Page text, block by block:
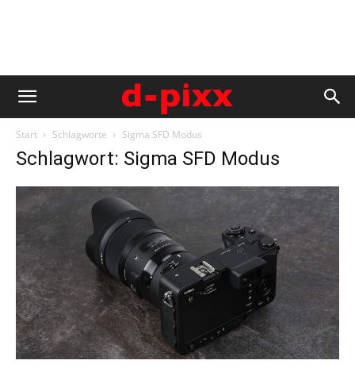
Start Schlagworte Sigma SFD Modus
Schlagwort: Sigma SFD Modus